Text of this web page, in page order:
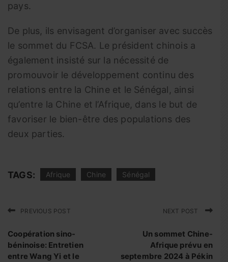
pays.
De plus, ils envisagent d’organiser avec succès
le sommet du FCSA. Le président chinois a
également insisté sur la nécessité de
promouvoir le développement continu des
relations entre la Chine et le Sénégal, ainsi
qu’entre la Chine et l’Afrique, dans le but de
favoriser le bien-être des populations des
deux parties.
TAGS: Afrique Chine Sénégal
PREVIOUS POST
Coopération sino-
béninoise: Entretien
entre Wang Yi et le
NEXT POST
Un sommet Chine-
Afrique prévu en
septembre 2024 à Pékin